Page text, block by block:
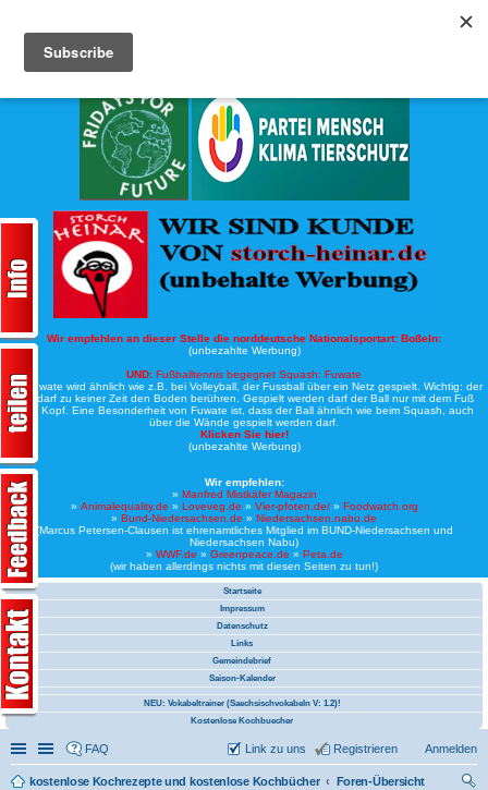
Wir empfehlen an dieser Stelle die norddeutsche Nationalsportart: Boßeln:
(unbezahlte Werbung)
UND: Fußballtennis begegnet Squash: Fuwate
Bei Fuwate wird ähnlich wie z.B. bei Volleyball, der Fussball über ein Netz gespielt. Wichtig: der
Ball darf zu keiner Zeit den Boden berühren. Gespielt werden darf der Ball nur mit dem Fuß
oder Kopf. Eine Besonderheit von Fuwate ist, dass der Ball ähnlich wie beim Squash, auch
über die Wände gespielt werden darf.
Klicken Sie hier!
(unbezahlte Werbung)
Wir empfehlen:
» Manfred Mistkäfer Magazin
» Animalequality.de » Loveveg.de » Vier-pfoten.de/» Foodwatch.org
» Bund-Niedersachsen.de » Niedersachsen.nabu.de
(Marcus Petersen-Clausen ist ehrenamtliches Mitglied im BUND-Niedersachsen und
Niedersachsen Nabu)
» WWF.de » Greenpeace.de » Peta.de
(wir haben allerdings nichts mit diesen Seiten zu tun!)
Startseite
Impressum
Datenschutz
Links
Gemeindebrief
Saison-Kalender
NEU: Vokabeltrainer (Saechsischvokabeln V: 1.2)!
Kostenlose Kochbuecher
Schnellzugriff
Linkliste
FAQ Anmelden
Registrieren
Link zu uns
kostenlose Kochrezepte und kostenlose Kochbücher
Foren-Übersicht